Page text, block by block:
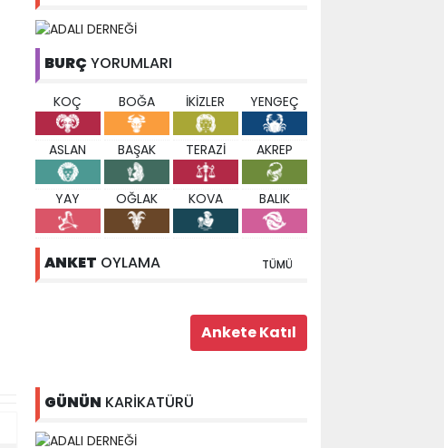
BURÇ YORUMLARI
KOÇ BOĞA İKİZLER YENGEÇ
ASLAN BAŞAK TERAZİ AKREP
YAY OĞLAK KOVA BALIK
ANKET OYLAMA TÜMÜ
GÜNÜN KARİKATÜRÜ